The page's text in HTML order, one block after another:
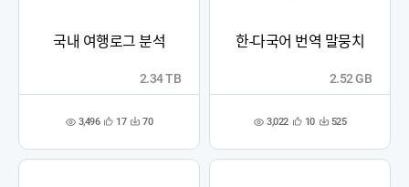
국내 여행로그 분석
조 3,496 관
록
17 다 70
2.34 TB
한-다국어 번역 말뭉치
조 3,022 관
록
10 다 525
2.52 GB